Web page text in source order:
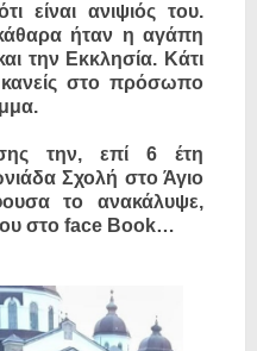
είναι ανιψιός του.
ήταν η αγάπη
την Εκκλησία. Κάτι
κανείς στο πρόσωπο
την, επί 6 έτη
Σχολή στο Άγιο
το ανακάλυψε,
στο face Book…